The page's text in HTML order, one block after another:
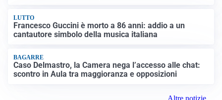
LUTTO
Francesco Guccini è morto a 86 anni: addio a un
cantautore simbolo della musica italiana
BAGARRE
Caso Delmastro, la Camera nega l’accesso alle chat:
scontro in Aula tra maggioranza e opposizioni
Altre notizie